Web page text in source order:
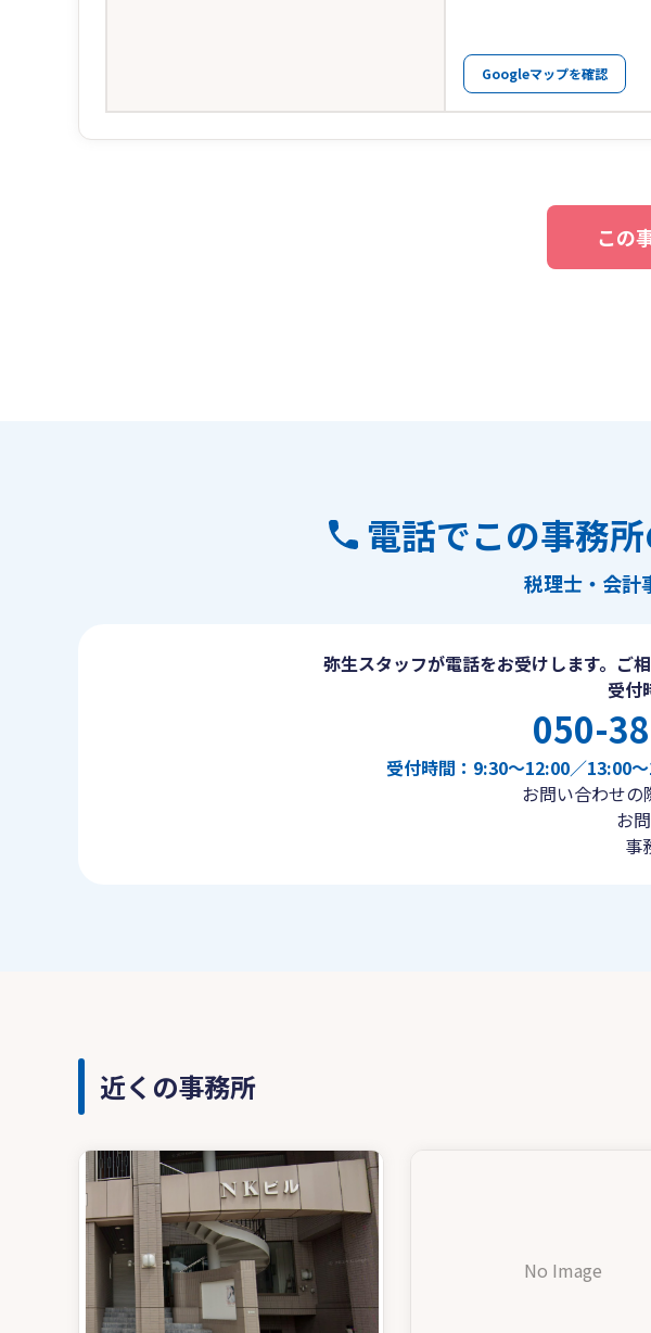
Googleマップを確認
この
電話でこの事務
税理士・会計
弥生スタッフが電話をお受けします。ご
受付
050-
受付時間：9:30〜12:00／13:00
お問い合わせの
お
事
近くの事務所
No Image